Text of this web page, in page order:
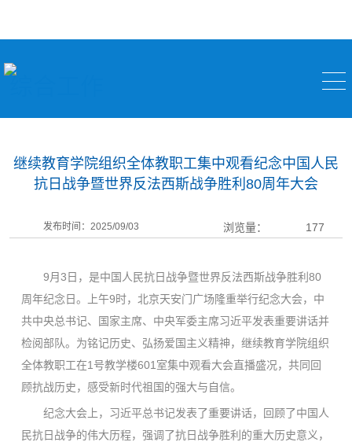
继续教育学院组织全体教职工集中观看纪念中国人民
抗日战争暨世界反法西斯战争胜利80周年大会
发布时间：2025/09/03 浏览量： 177
9月3日，是中国人民抗日战争暨世界反法西斯战争胜利80
周年纪念日。上午9时，北京天安门广场隆重举行纪念大会，中
共中央总书记、国家主席、中央军委主席习近平发表重要讲话并
检阅部队。为铭记历史、弘扬爱国主义精神，继续教育学院组织
全体教职工在1号教学楼601室集中观看大会直播盛况，共同回
顾抗战历史，感受新时代祖国的强大与自信。
纪念大会上，习近平总书记发表了重要讲话，回顾了中国人
民抗日战争的伟大历程，强调了抗日战争胜利的重大历史意义，